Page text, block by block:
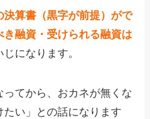
決算書（黒字が前提）がで
き融資・受けられる融資は
になります。
てから、おカネが無くな
たい」との話になります